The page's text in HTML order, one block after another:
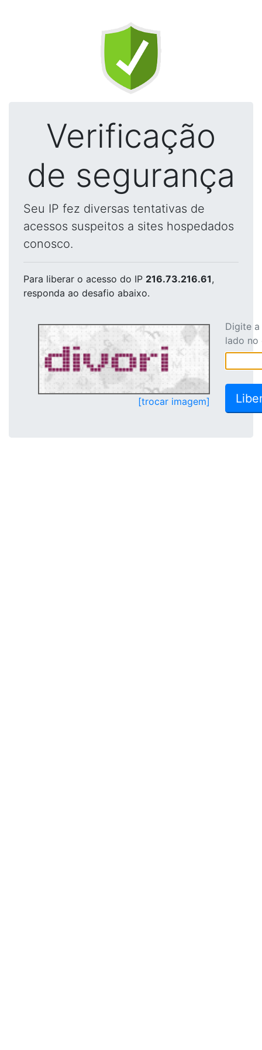
Verificação
de segurança
Seu IP fez diversas tentativas de
acessos suspeitos a sites hospedados
conosco.
Para liberar o acesso do IP 216.73.216.61,
responda ao desafio abaixo.
[trocar imagem]
Digite
lado no